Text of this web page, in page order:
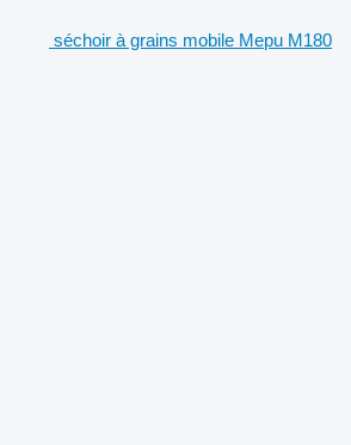
séchoir à grains mobile Mepu M180